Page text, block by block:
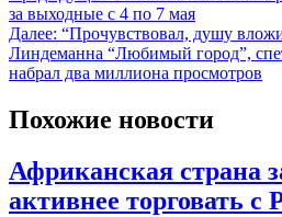
за выходные с 4 по 7 мая
Далее: “Прочувствовал, душу
Линдеманна “Любимый город”,
набрал два миллиона просмотров
Похожие новости
Африканская страна
активнее торговать с